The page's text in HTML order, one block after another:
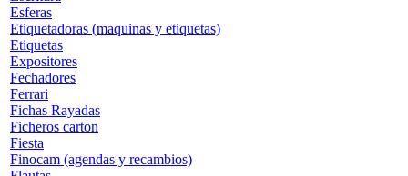
Esferas
Etiquetadoras (maquinas y etiquetas)
Etiquetas
Expositores
Fechadores
Ferrari
Fichas Rayadas
Ficheros carton
Fiesta
Finocam (agendas y recambios)